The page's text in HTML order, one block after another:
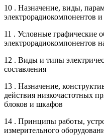
10 . Назначение, виды,
электрорадиокомпонентов
11 . Условные графические
электрорадиокомпонентов
12 . Виды и типы
составления
13 . Назначение,
действия низкочастотных
блоков и шкафов
14 . Принципы работы,
измерительного